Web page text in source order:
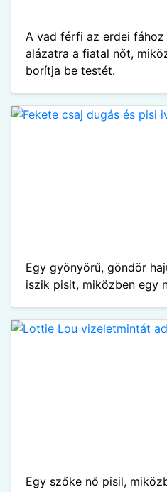
A vad férfi az erdei
alázatra a fiatal nőt,
borítja be testét.
Egy gyönyörű, göndör
iszik pisit, miközben egy
Egy szőke nő pisil,